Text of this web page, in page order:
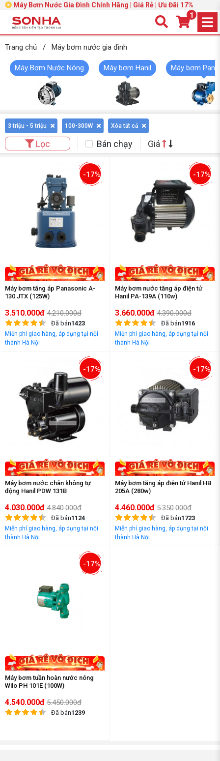
Máy Bơm Nước Gia Đình Chính Hãng | Giá Rẻ | Ưu Đãi 17%
1
Trang chủ / Máy bơm nước gia đình
Máy Bơm Nước Nóng Máy bơm Hanil Máy bơm
3 triệu - 5 triệu 100-300W Xóa tất cả
Lọc Bán chạy Giá
-17%
Máy bơm tăng áp Panasonic A-
130 JTX (125W)
3.510.000đ 4.210.000đ
Đã bán1423
Miễn phí giao hàng, áp dụng tại nội
thành Hà Nội
-17%
Máy bơm nước tăng áp điện tử
Hanil PA-139A (110w)
3.660.000đ 4.390.000đ
Đã bán1916
Miễn phí giao hàng, áp dụng tại nội
thành Hà Nội
-17%
Máy bơm nước chân không tự
động Hanil PDW 131B
4.030.000đ 4.840.000đ
Đã bán1124
Miễn phí giao hàng, áp dụng tại nội
thành Hà Nội
-17%
Máy bơm tăng áp điện tử Hanil HB
205A (280w)
4.460.000đ 5.350.000đ
Đã bán1723
Miễn phí giao hàng, áp dụng tại nội
thành Hà Nội
-17%
Máy bơm tuần hoàn nước nóng
Wilo PH 101E (100W)
4.540.000đ 5.450.000đ
Đã bán1239